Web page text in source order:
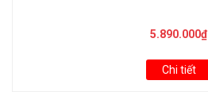
5.890.000₫
Chi tiết